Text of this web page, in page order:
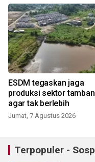
ESDM tegaskan jaga
produksi sektor
agar tak berlebih
Jumat, 7 Agustus 2026
Terpopuler -